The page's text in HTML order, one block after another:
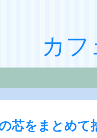
カ
の芯をまとめ